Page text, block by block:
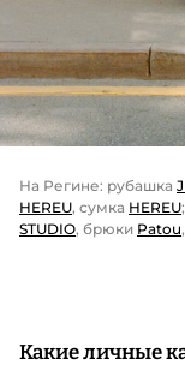
На Регине: рубашка
HEREU, сумка HEREU
STUDIO, брюки Patou
Какие личные